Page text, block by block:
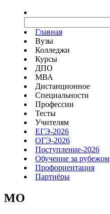
Главная
Вузы
Колледжи
Курсы
ДПО
МВА
Дистанционное
Специальности
Профессии
Тесты
Учителям
ЕГЭ-2026
ОГЭ-2026
Поступление-2026
Обучение за рубежом
Профориентация
Партнёры
MO